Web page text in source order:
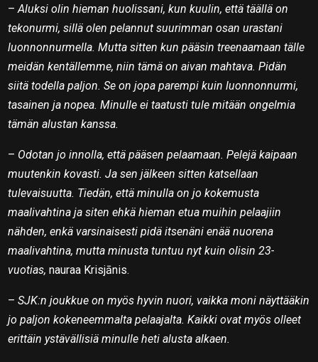
–Aluksi olin hieman huolissani, kun kuulin, että täällä on
tekonurmi, sillä olen pelannut suurimman osan urastani
luonnonnurmella. Mutta sitten kun pääsin treenaamaan tälle
meidän kentällemme, niin tämä on aivan mahtava. Pidän
siitä todella paljon. Se on jopa parempi kuin luonnonnurmi,
tasainen ja nopea. Minulle ei taatusti tule mitään ongelmia
tämän alustan kanssa.
– Odotan jo innolla, että pääsen pelaamaan. Pelejä kaipaan
muutenkin kovasti. Ja sen jälkeen sitten katsellaan
tulevaisuutta. Tiedän, että minulla on jo kokemusta
maalivahtina ja siten ehkä hieman etua muihin pelaajiin
nähden, enkä varsinaisesti pidä itsenäni enää nuorena
maalivahtina, mutta minusta tuntuu nyt kuin olisin 23-
vuotias, nauraa Krisjānis.
–SJK:n joukkue on myös hyvin nuori, vaikka moni näyttääkin
jo paljon kokeneemmalta pelaajalta. Kaikki ovat myös olleet
erittäin ystävällisiä minulle heti alusta alkaen.